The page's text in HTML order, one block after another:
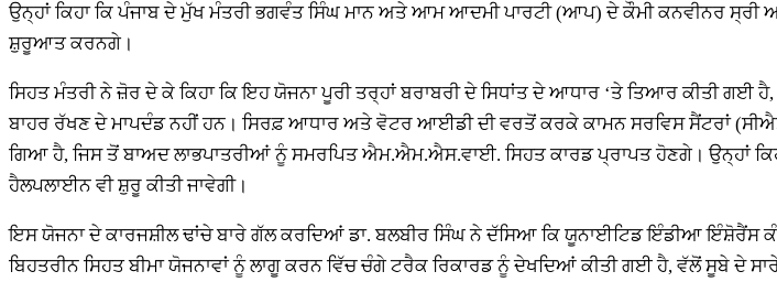
ਉਨ੍ਹਾਂ ਕਿਹਾ ਕਿ ਪੰਜਾਬ ਦੇ ਮੁੱਖ ਮੰਤਰੀ ਭਗਵੰਤ ਸਿੰਘ ਮਾਨ ਅਤੇ ਆਮ ਆਦਮੀ ਪਾਰਟੀ (ਆਪ) ਦੇ ਕੌਮੀ ਕਨਵੀਨਰ ਸ੍ਰੀ
ਸ਼ੁਰੂਆਤ ਕਰਨਗੇ।
ਸਿਹਤ ਮੰਤਰੀ ਨੇ ਜ਼ੋਰ ਦੇ ਕੇ ਕਿਹਾ ਕਿ ਇਹ ਯੋਜਨਾ ਪੂਰੀ ਤਰ੍ਹਾਂ ਬਰਾਬਰੀ ਦੇ ਸਿਧਾਂਤ ਦੇ ਆਧਾਰ ‘ਤੇ ਤਿਆਰ ਕੀਤੀ ਗਈ
ਬਾਹਰ ਰੱਖਣ ਦੇ ਮਾਪਦੰਡ ਨਹੀਂ ਹਨ। ਸਿਰਫ਼ ਆਧਾਰ ਅਤੇ ਵੋਟਰ ਆਈਡੀ ਦੀ ਵਰਤੋਂ ਕਰਕੇ ਕਾਮਨ ਸਰਵਿਸ ਸੈਂਟਰਾਂ
ਗਿਆ ਹੈ, ਜਿਸ ਤੋਂ ਬਾਅਦ ਲਾਭਪਾਤਰੀਆਂ ਨੂੰ ਸਮਰਪਿਤ ਐਮ.ਐਮ.ਐਸ.ਵਾਈ. ਸਿਹਤ ਕਾਰਡ ਪ੍ਰਾਪਤ ਹੋਣਗੇ। ਉਨ੍ਹਾਂ
ਹੈਲਪਲਾਈਨ ਵੀ ਸ਼ੁਰੂ ਕੀਤੀ ਜਾਵੇਗੀ।
ਇਸ ਯੋਜਨਾ ਦੇ ਕਾਰਜਸ਼ੀਲ ਢਾਂਚੇ ਬਾਰੇ ਗੱਲ ਕਰਦਿਆਂ ਡਾ. ਬਲਬੀਰ ਸਿੰਘ ਨੇ ਦੱਸਿਆ ਕਿ ਯੂਨਾਈਟਿਡ ਇੰਡੀਆ ਇੰਸ਼ੋਰੈਂਸ
ਬਿਹਤਰੀਨ ਸਿਹਤ ਬੀਮਾ ਯੋਜਨਾਵਾਂ ਨੂੰ ਲਾਗੂ ਕਰਨ ਵਿੱਚ ਚੰਗੇ ਟਰੈਕ ਰਿਕਾਰਡ ਨੂੰ ਦੇਖਦਿਆਂ ਕੀਤੀ ਗਈ ਹੈ, ਵੱਲੋਂ ਸੂਬੇ ਦੇ ਸਾਰੇ